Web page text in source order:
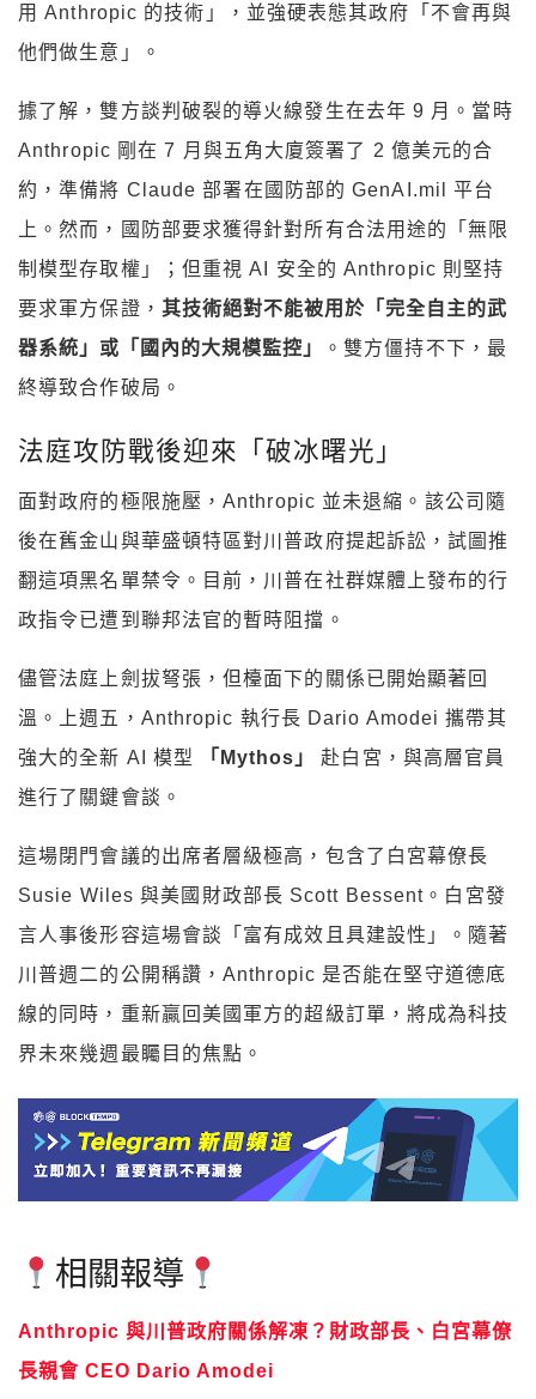
用 Anthropic 的技術」，並強硬表態其政府「不會再與
他們做生意」。
據了解，雙方談判破裂的導火線發生在去年 9 月。當時
Anthropic 剛在 7 月與五角大廈簽署了 2 億美元的合
約，準備將 Claude 部署在國防部的 GenAI.mil 平台
上。然而，國防部要求獲得針對所有合法用途的「無限
制模型存取權」；但重視 AI 安全的 Anthropic 則堅持
要求軍方保證， 其技術絕對不能被用於「完全自主的武
器系統」或「國內的大規模監控」
。雙方僵持不下，最
終導致合作破局。
法庭攻防戰後迎來「破冰曙光」
面對政府的極限施壓，Anthropic 並未退縮。該公司隨
後在舊金山與華盛頓特區對川普政府提起訴訟，試圖推
翻這項黑名單禁令。目前，川普在社群媒體上發布的行
政指令已遭到聯邦法官的暫時阻擋。
儘管法庭上劍拔弩張，但檯面下的關係已開始顯著回
溫。上週五，Anthropic 執行長 Dario Amodei 攜帶其
強大的全新 AI 模型
「Mythos」
赴白宮，與高層官員
進行了關鍵會談。
這場閉門會議的出席者層級極高，包含了白宮幕僚長
Susie Wiles 與美國財政部長 Scott Bessent。白宮發
言人事後形容這場會談「富有成效且具建設性」。隨著
川普週二的公開稱讚，Anthropic 是否能在堅守道德底
線的同時，重新贏回美國軍方的超級訂單，將成為科技
界未來幾週最矚目的焦點。
相關報導
Anthropic 與川普政府關係解凍？財政部長、白宮幕僚
長親會 CEO Dario Amodei